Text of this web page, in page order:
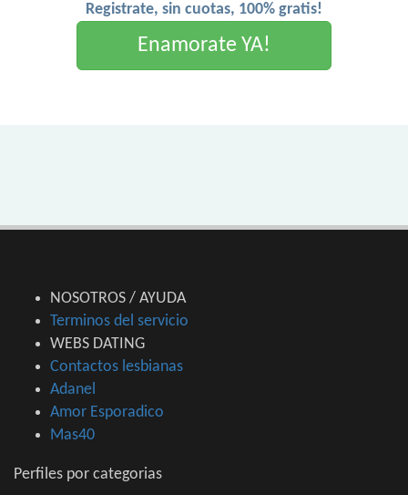
Registrate, sin cuotas, 100% gratis!
Enamorate YA!
NOSOTROS / AYUDA
Terminos del servicio
WEBS DATING
Contactos lesbianas
Adanel
Amor Esporadico
Mas40
Perfiles por categorias